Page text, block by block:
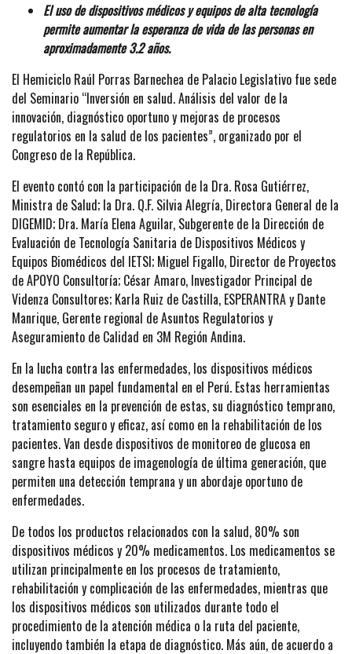
El uso de dispositivos médicos y equipos de alta tecnología
permite aumentar la esperanza de vida de las personas en
aproximadamente 3.2 años.
El Hemiciclo Raúl Porras Barnechea de Palacio Legislativo fue sede
del Seminario “Inversión en salud. Análisis del valor de la
innovación, diagnóstico oportuno y mejoras de procesos
regulatorios en la salud de los pacientes”, organizado por el
Congreso de la República.
El evento contó con la participación de la Dra. Rosa Gutiérrez,
Ministra de Salud; la Dra. Q.F. Silvia Alegría, Directora General de la
DIGEMID; Dra. María Elena Aguilar, Subgerente de la Dirección de
Evaluación de Tecnología Sanitaria de Dispositivos Médicos y
Equipos Biomédicos del IETSI; Miguel Figallo, Director de Proyectos
de APOYO Consultoría; César Amaro, Investigador Principal de
Videnza Consultores; Karla Ruiz de Castilla, ESPERANTRA y Dante
Manrique, Gerente regional de Asuntos Regulatorios y
Aseguramiento de Calidad en 3M Región Andina.
En la lucha contra las enfermedades, los dispositivos médicos
desempeñan un papel fundamental en el Perú. Estas herramientas
son esenciales en la prevención de estas, su diagnóstico temprano,
tratamiento seguro y eficaz, así como en la rehabilitación de los
pacientes. Van desde dispositivos de monitoreo de glucosa en
sangre hasta equipos de imagenología de última generación, que
permiten una detección temprana y un abordaje oportuno de
enfermedades.
De todos los productos relacionados con la salud, 80% son
dispositivos médicos y 20% medicamentos. Los medicamentos se
utilizan principalmente en los procesos de tratamiento,
rehabilitación y complicación de las enfermedades, mientras que
los dispositivos médicos son utilizados durante todo el
procedimiento de la atención médica o la ruta del paciente,
incluyendo también la etapa de diagnóstico. Más aún, de acuerdo a